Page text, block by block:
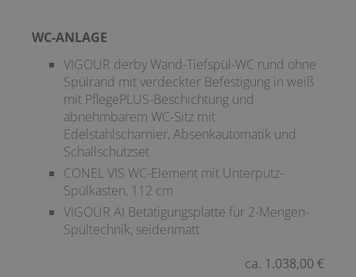
WC-ANLAGE
VIGOUR derby Wand-Tiefspül-WC rund ohne
Spülrand mit verdeckter Befestigung in weiß
mit PflegePLUS-Beschichtung und
abnehmbarem WC-Sitz mit
Edelstahlscharnier, Absenkautomatik und
Schallschutzset
CONEL VIS WC-Element mit Unterputz-
Spülkasten, 112 cm
VIGOUR AI Betätigungsplatte für 2-Mengen-
Spültechnik, seidenmatt
ca. 1.038,00 €